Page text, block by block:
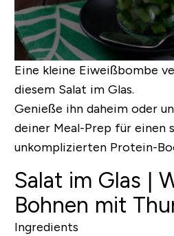
Eine kleine Eiweißbombe
diesem Salat im Glas.
Genieße ihn daheim oder
deiner Meal-Prep für einen
unkomplizierten Protein-
Salat im Glas |
Bohnen mit
Ingredients